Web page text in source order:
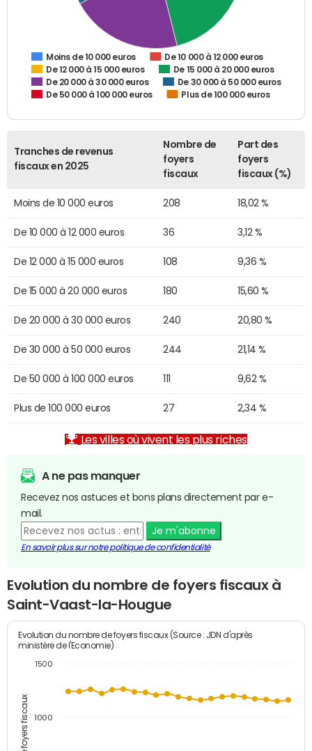
Moins de 10 000 euros
De 10 000 à 12 000 euros
De 12 000 à 15 000 euros
De 15 000 à 20 000 euros
De 20 000 à 30 000 euros
De 30 000 à 50 000 euros
De 50 000 à 100 000 euros
Plus de 100 000 euros
Tranches de revenus
fiscaux en 2025
Nombre de
foyers
fiscaux
Part des
foyers
fiscaux (%)
Moins de 10 000 euros 208 18,02 %
De 10 000 à 12 000 euros 36 3,12 %
De 12 000 à 15 000 euros 108 9,36 %
De 15 000 à 20 000 euros 180 15,60 %
De 20 000 à 30 000 euros 240 20,80 %
De 30 000 à 50 000 euros 244 21,14 %
De 50 000 à 100 000 euros 111 9,62 %
Plus de 100 000 euros 27 2,34 %
Les villes où vivent les plus riches
A ne pas manquer
Recevez nos astuces et bons plans directement par e-
mail.
Je m'abonne
En savoir plus sur notre politique de confidentialité
Evolution du nombre de foyers fiscaux à
Saint-Vaast-la-Hougue
Evolution du nombre de foyers fiscaux (Source : JDN d'après
ministère de l'Economie)
1000
1500